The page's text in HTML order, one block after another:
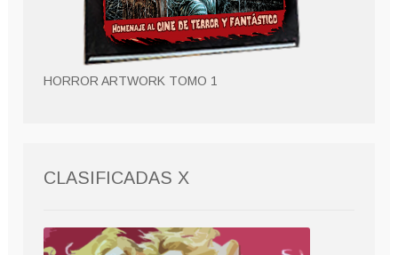
HORROR ARTWORK TOMO 1
CLASIFICADAS X